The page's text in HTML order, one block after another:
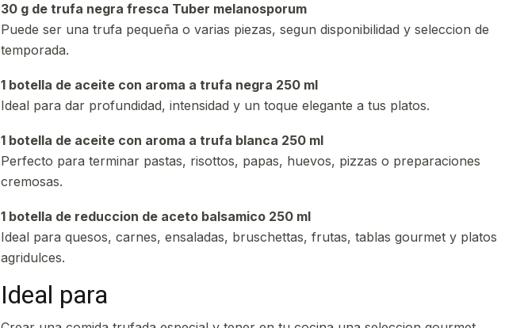
30 g de trufa negra fresca Tuber melanosporum
Puede ser una trufa pequeña o varias piezas, segun disponibilidad y seleccion de
temporada.
1 botella de aceite con aroma a trufa negra 250 ml
Ideal para dar profundidad, intensidad y un toque elegante a tus platos.
1 botella de aceite con aroma a trufa blanca 250 ml
Perfecto para terminar pastas, risottos, papas, huevos, pizzas o preparaciones
cremosas.
1 botella de reduccion de aceto balsamico 250 ml
Ideal para quesos, carnes, ensaladas, bruschettas, frutas, tablas gourmet y platos
agridulces.
Ideal para